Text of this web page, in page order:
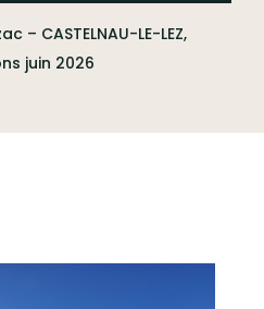
– CASTELNAU-LE-LEZ,
juin 2026